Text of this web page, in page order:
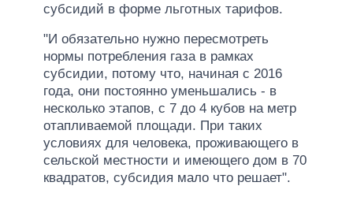
субсидий в форме льготных тарифов.
"И обязательно нужно пересмотреть
нормы потребления газа в рамках
субсидии, потому что, начиная с 2016
года, они постоянно уменьшались - в
несколько этапов, с 7 до 4 кубов на метр
отапливаемой площади. При таких
условиях для человека, проживающего в
сельской местности и имеющего дом в 70
квадратов, субсидия мало что решает".